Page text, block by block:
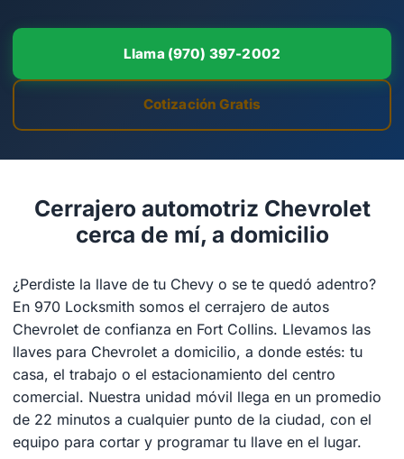
Llama (970) 397-2002
Cotización Gratis
Cerrajero automotriz Chevrolet
cerca de mí, a domicilio
¿Perdiste la llave de tu Chevy o se te quedó adentro?
En 970 Locksmith somos el cerrajero de autos
Chevrolet de confianza en Fort Collins. Llevamos las
llaves para Chevrolet a domicilio, a donde estés: tu
casa, el trabajo o el estacionamiento del centro
comercial. Nuestra unidad móvil llega en un promedio
de 22 minutos a cualquier punto de la ciudad, con el
equipo para cortar y programar tu llave en el lugar.